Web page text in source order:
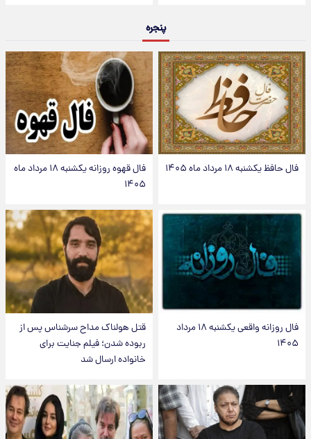
پنجره
فال حافظ یکشنبه ۱۸ مرداد ماه ۱۴۰۵
فال قهوه روزانه یکشنبه ۱۸ مرداد ماه
۱۴۰۵
فال روزانه واقعی یکشنبه ۱۸ مرداد
۱۴۰۵
قتل هولناک مداح سرشناس پس از
ربوده شدن؛ فیلم جنایت برای
خانواده ارسال شد